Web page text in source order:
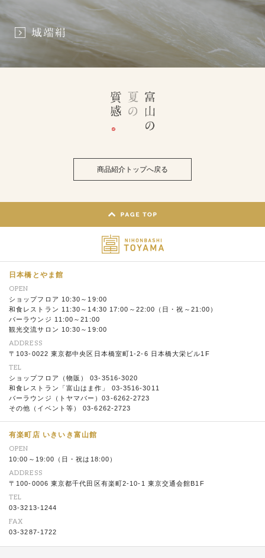
商品紹介トップへ戻る
日本橋とやま館
OPEN
ショップフロア 10:30～19:00
和食レストラン 11:30～14:30 17:00～22:00（日・祝～21:00）
バーラウンジ 11:00～21:00
観光交流サロン 10:30～19:00
ADDRESS
〒103-0022 東京都中央区日本橋室町1-2-6 日本橋大栄ビル1F
TEL
ショップフロア（物販） 03-3516-3020
和食レストラン「富山はま作」 03-3516-3011
バーラウンジ（トヤマバー）03-6262-2723
その他（イベント等） 03-6262-2723
有楽町店 いきいき富山館
OPEN
10:00～19:00（日・祝は18:00）
ADDRESS
〒100-0006 東京都千代田区有楽町2-10-1 東京交通会館B1F
TEL
03-3213-1244
FAX
03-3287-1722